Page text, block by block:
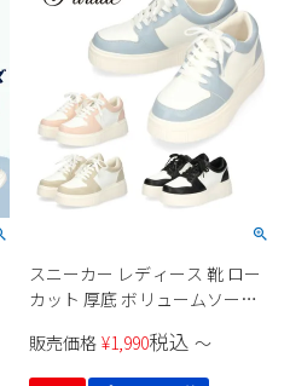
スニーカー レディース 靴 ロー
カット 厚底 ボリュームソール
ルアップ 軽量 Parade CT-7433
パレード
販売価格 ¥1,990税込 〜